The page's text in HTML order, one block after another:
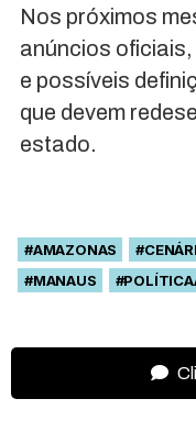
Nos próximos
anúncios
e possíveis
que devem
estado.
#AMAZONAS
#MANAUS